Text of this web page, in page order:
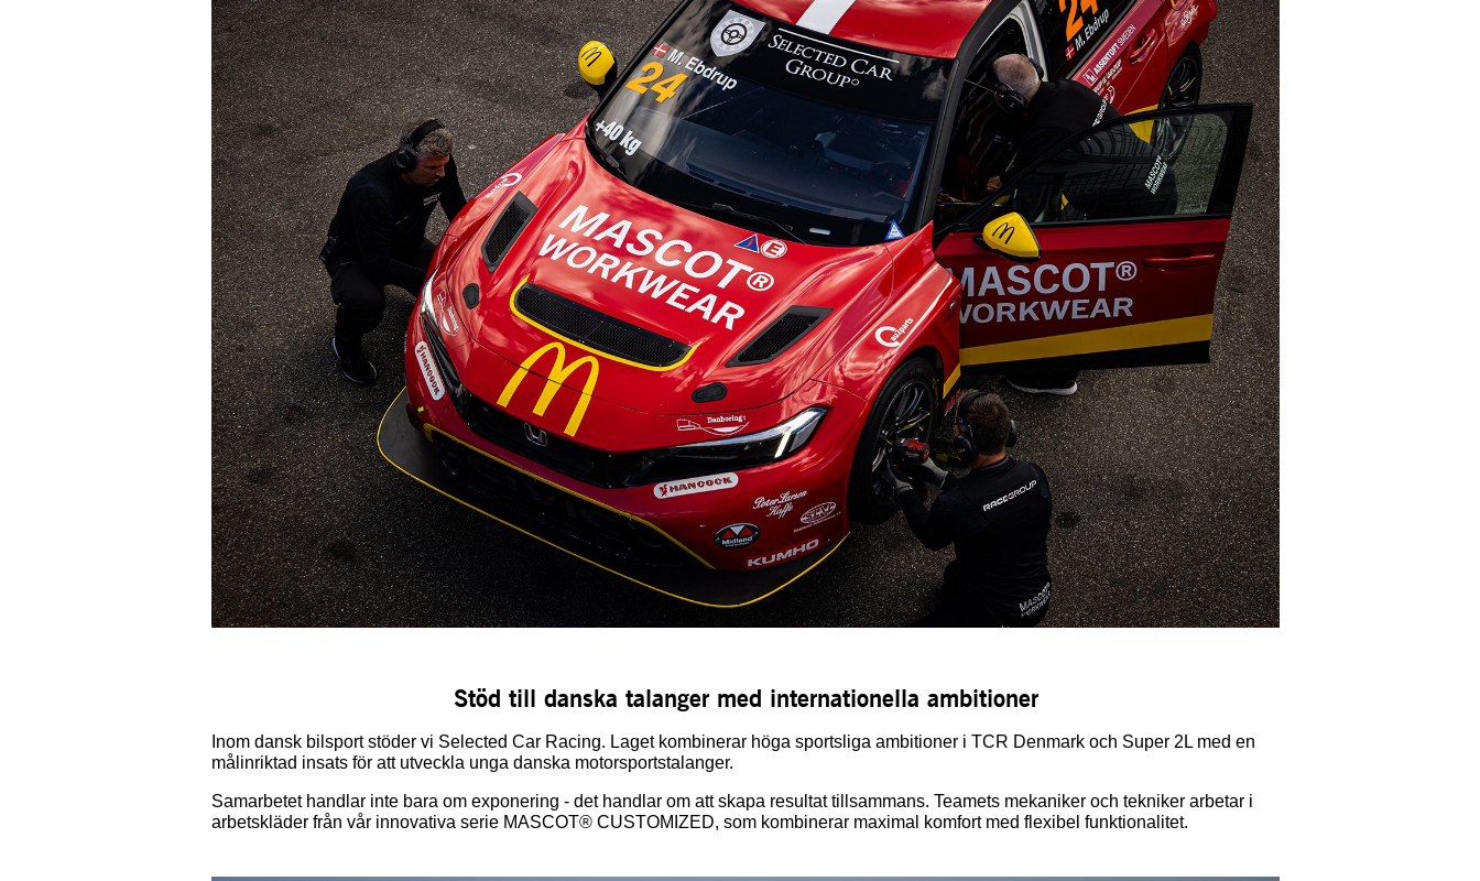
Stöd till danska talanger med internationella ambitioner
Inom dansk bilsport stöder vi Selected Car Racing. Laget kombinerar höga sportsliga ambitioner i TCR Denmark och Super 2L med en
målinriktad insats för att utveckla unga danska motorsportstalanger.
Samarbetet handlar inte bara om exponering - det handlar om att skapa resultat tillsammans. Teamets mekaniker och tekniker arbetar i
arbetskläder från vår innovativa serie MASCOT® CUSTOMIZED, som kombinerar maximal komfort med flexibel funktionalitet.